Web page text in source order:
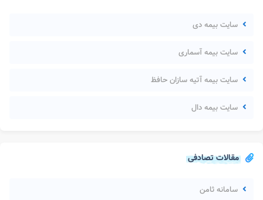
سایت بیمه دی
سایت بیمه آسماری
سایت بیمه آتیه سازان حافظ
سایت بیمه دال
مقالات تصادفی
سامانه ثامن